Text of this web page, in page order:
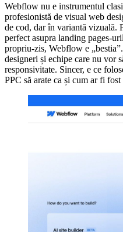
Webflow nu e instrumentul
profesionistă de visual web
de cod, dar în variantă vizuală.
perfect asupra landing pages-
propriu-zis, Webflow e
designeri și echipe care nu vor
responsivitate. Sincer, e ce
PPC să arate ca și cum ar fi